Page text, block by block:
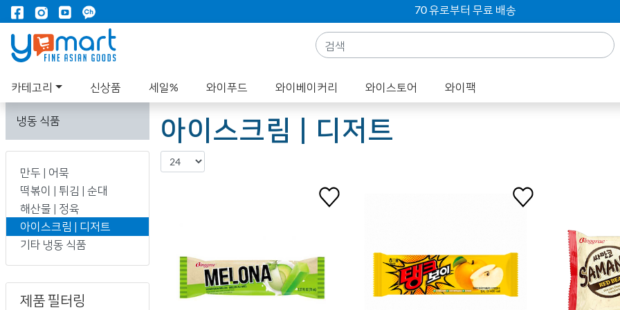
70 유로부터 무료 배송
카테고리 신상품 세일% 와이푸드 와이베이커리 와이스토어 와이팩
냉동 식품
만두 | 어묵
떡볶이 | 튀김 | 순대
해산물 | 정육
아이스크림 | 디저트
기타 냉동 식품
제품 필터링
아이스크림 | 디저트